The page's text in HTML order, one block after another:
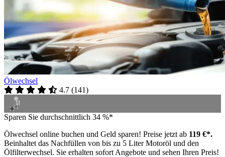
Ölwechsel
4.7 (141)
Sparen Sie durchschnittlich 34 %*
Ölwechsel online buchen und Geld sparen! Preise jetzt ab 119 €*.
Beinhaltet das Nachfüllen von bis zu 5 Liter Motoröl und den
Ölfilterwechsel. Sie erhalten sofort Angebote und sehen Ihren Preis!